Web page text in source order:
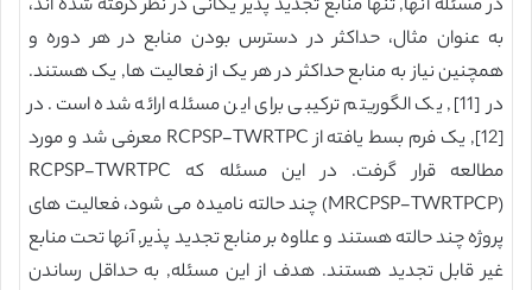
در مسئله آنها, تنها منابع تجدید پذیر یگانی در نظر گرفته شده اند،
به عنوان مثال، حداکثر در دسترس بودن منابع در هر دوره و
همچنین نیاز به منابع حداکثر در هر یک از فعالیت ها, یک هستند.
در [11], یک الگوریتم ترکیبی برای این مسئله ارائه شده است. در
[12], یک فرم بسط یافته از RCPSP-TWRTPC معرفی شد و مورد
مطالعه قرار گرفت. در این مسئله که RCPSP-TWRTPC
(MRCPSP-TWRTPCP) چند حالته نامیده می شود، فعالیت های
پروژه چند حالته هستند و علاوه بر منابع تجدید پذیر, آنها تحت منابع
غیر قابل تجدید هستند. هدف از این مسئله, به حداقل رساندن